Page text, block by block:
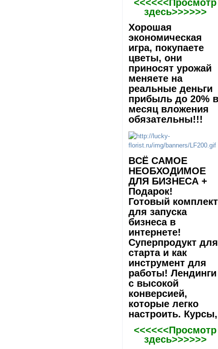
<<<<<<Просмотр
здесь>>>>>>
Хорошая
экономическая
игра, покупаете
цветы, они
приносят урожай
меняете на
реальные деньги
прибыль до 20%
месяц вложения
обязательны!!!
ВCЁ САМОЕ
НЕОБХОДИМОЕ
ДЛЯ БИЗНЕСА +
Подарок!
Готовый комплект
для запуска
бизнеса в
интернете!
Суперпродукт для
старта и как
инструмент для
работы! Лeндинги
с высокой
конверсией,
которые легко
настроить. Курсы,
<<<<<<Просмотр
здесь>>>>>>